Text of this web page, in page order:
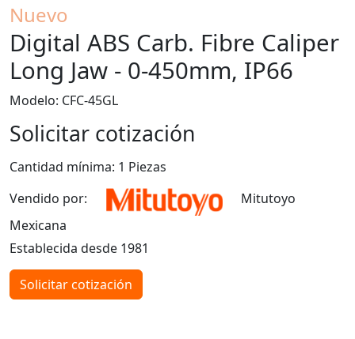
Nuevo
Digital ABS Carb. Fibre Caliper
Long Jaw - 0-450mm, IP66
Modelo: CFC-45GL
Solicitar cotización
Cantidad mínima: 1 Piezas
Vendido por:
Mitutoyo
Mexicana
Establecida desde 1981
Solicitar cotización